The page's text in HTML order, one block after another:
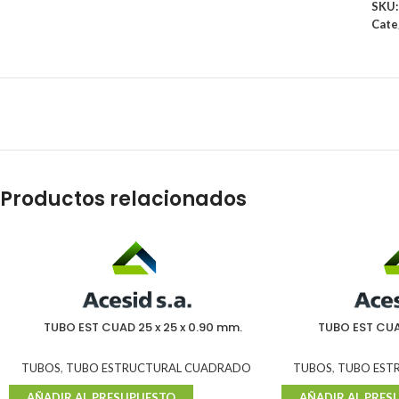
SKU:
Productos relacionados
TUBO EST CUAD 25 x 25 x 0.90 mm.
TUBOS, TUBO ESTRUCTURAL CUADRADO
TUBO EST
TUBOS, TUBO